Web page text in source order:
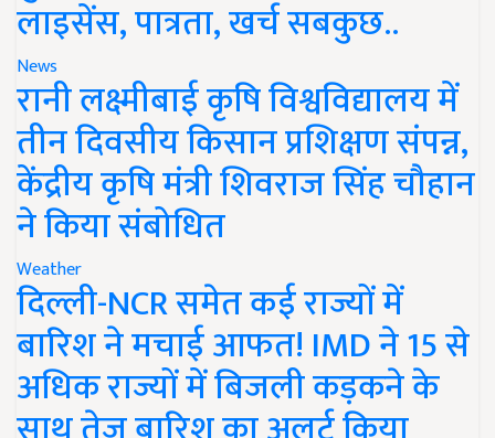
लाइसेंस, पात्रता, खर्च सबकुछ..
News
रानी लक्ष्मीबाई कृषि विश्वविद्यालय में
तीन दिवसीय किसान प्रशिक्षण संपन्न,
केंद्रीय कृषि मंत्री शिवराज सिंह चौहान
ने किया संबोधित
Weather
दिल्ली-NCR समेत कई राज्यों में
बारिश ने मचाई आफत! IMD ने 15 से
अधिक राज्यों में बिजली कड़कने के